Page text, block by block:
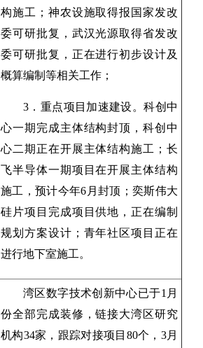
构施工；神农设施取得报国家发改
委可研批复，武汉光源取得省发改
委可研批复，正在进行初步设计及
概算编制等相关工作；
3．重点项目加速建设。科创中
心一期完成主体结构封顶，科创中
心二期正在开展主体结构施工；长
飞半导体一期项目在开展主体结构
施工，预计今年6月封顶；奕斯伟大
硅片项目完成项目供地，正在编制
规划方案设计；青年社区项目正在
进行地下室施工。
湾区数字技术创新中心已于1月
份全部完成装修，链接大湾区研究
机构34家，跟踪对接项目80个，3月